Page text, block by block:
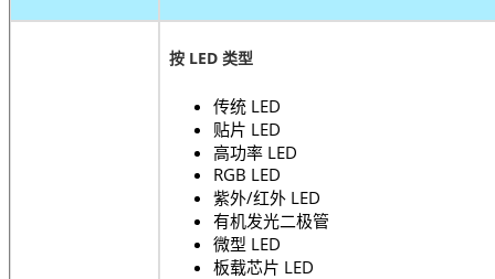
按 LED 类型
传统 LED
贴片 LED
高功率 LED
RGB LED
紫外/红外 LED
有机发光二极管
微型 LED
板载芯片 LED